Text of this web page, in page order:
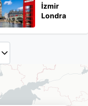
İzmir
Londra